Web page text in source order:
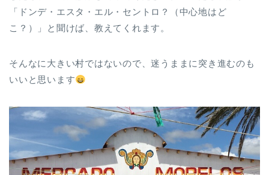
「ドンデ・エスタ・エル・セントロ？（中心地はど
こ？）」と聞けば、教えてくれます。
そんなに大きい村ではないので、迷うままに突き進むのも
いいと思います